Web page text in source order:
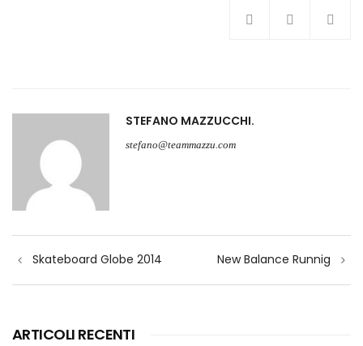
STEFANO MAZZUCCHI
stefano@teammazzu.com
articoli
Skateboard Globe 2014 New Balance Runnig
ARTICOLI RECENTI